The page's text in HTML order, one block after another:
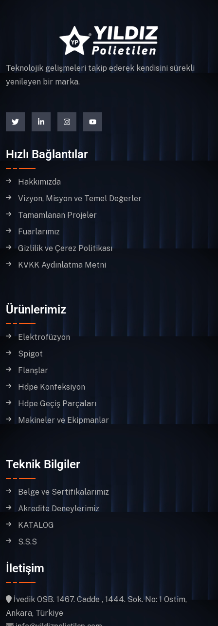
Teknolojik gelişmeleri takip ederek kendisini sürekli
yenileyen bir marka.
Hızlı Bağlantılar
Hakkımızda
Vizyon, Misyon ve Temel Değerler
Tamamlanan Projeler
Fuarlarımız
Gizlilik ve Çerez Politikası
KVKK Aydınlatma Metni
Ürünlerimiz
Elektrofüzyon
Spigot
Flanşlar
Hdpe Konfeksiyon
Hdpe Geçiş Parçaları
Makineler ve Ekipmanlar
Teknik Bilgiler
Belge ve Sertifikalarımız
Akredite Deneylerimiz
KATALOG
S.S.S
İletişim
İvedik OSB. 1467. Cadde , 1444. Sok. No: 1 Ostim,
Ankara, Türkiye